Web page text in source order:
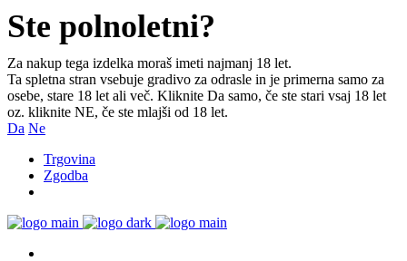
Ste polnoletni?
Za nakup tega izdelka moraš imeti najmanj 18 let.
Ta spletna stran vsebuje gradivo za odrasle in je primerna samo za
osebe, stare 18 let ali več. Kliknite Da samo, če ste stari vsaj 18 let
oz. kliknite NE, če ste mlajši od 18 let.
Da Ne
Trgovina
Zgodba